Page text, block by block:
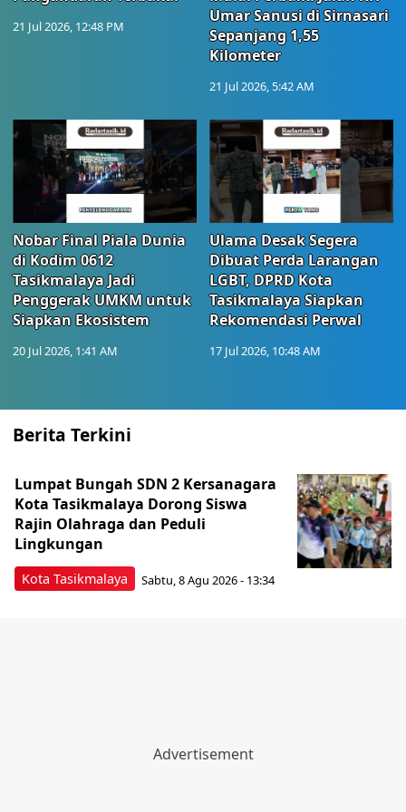
21 Jul 2026, 12:48 PM
Umar Sanusi di Sirnasari
Sepanjang 1,55
Kilometer
21 Jul 2026, 5:42 AM
Nobar Final Piala Dunia
di Kodim 0612
Tasikmalaya Jadi
Penggerak UMKM untuk
Siapkan Ekosistem
20 Jul 2026, 1:41 AM
Ulama Desak Segera
Dibuat Perda Larangan
LGBT, DPRD Kota
Tasikmalaya Siapkan
Rekomendasi Perwal
17 Jul 2026, 10:48 AM
Berita Terkini
Kota Tasikmalaya
Lumpat Bungah SDN 2 Kersanagara
Kota Tasikmalaya Dorong Siswa
Rajin Olahraga dan Peduli
Lingkungan
Sabtu, 8 Agu 2026 - 13:34